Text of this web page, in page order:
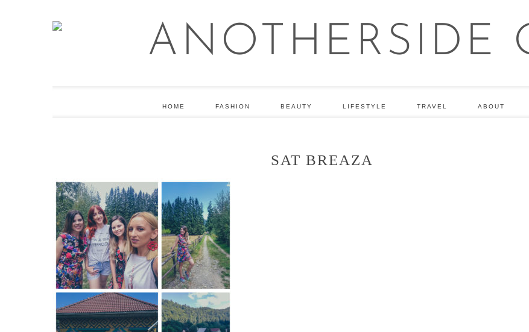
HOME FASHION BEAUTY LIFESTYLE TRAVEL ABOUT
SAT BREAZA